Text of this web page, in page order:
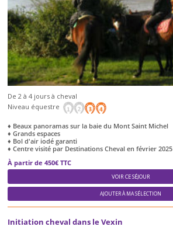
De 2 à 4 jours à cheval
Niveau équestre
♦ Beaux panoramas sur la baie du Mont Saint Michel
♦ Grands espaces
♦ Bol d'air iodé garanti
♦ Centre visité par Destinations Cheval en février 2025
À partir de 450€ TTC
VOIR CE SÉJOUR
AJOUTER À MA SÉLECTION
Initiation cheval dans le Vexin